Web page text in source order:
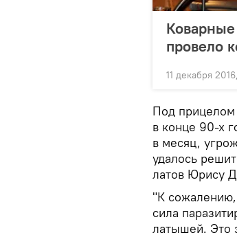
провело
11 декабря
Под прицелом
в конце 90-х
в месяц,
удалось
латов Юрису
"К
сила
латышей. Это